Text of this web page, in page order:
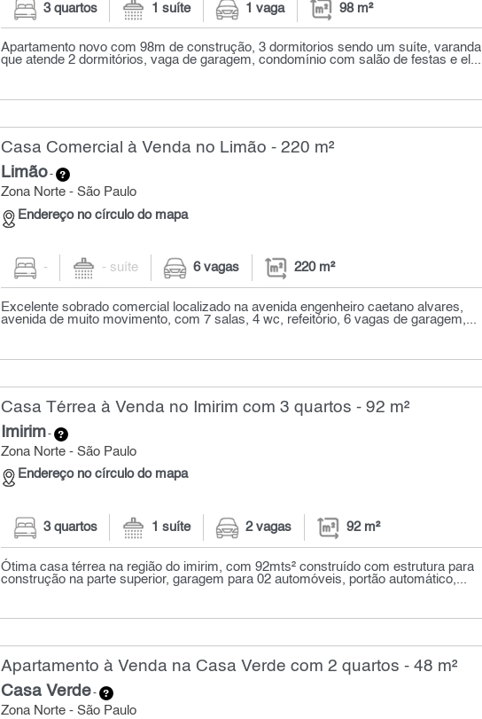
3 quartos 1 suíte 1 vaga 98 m²
Apartamento novo com 98m de construção, 3 dormitorios sendo um suíte, varanda
que atende 2 dormitórios, vaga de garagem, condomínio com salão de festas e el...
Casa Comercial à Venda no Limão - 220 m²
Limão-
Zona Norte - São Paulo
Endereço no círculo do mapa
- - suíte 6 vagas 220 m²
Excelente sobrado comercial localizado na avenida engenheiro caetano alvares,
avenida de muito movimento, com 7 salas, 4 wc, refeitório, 6 vagas de garagem,...
Casa Térrea à Venda no Imirim com 3 quartos - 92 m²
Imirim-
Zona Norte - São Paulo
Endereço no círculo do mapa
3 quartos 1 suíte 2 vagas 92 m²
Ótima casa térrea na região do imirim, com 92mts² construído com estrutura para
construção na parte superior, garagem para 02 automóveis, portão automático,...
Apartamento à Venda na Casa Verde com 2 quartos - 48 m²
Casa Verde-
Zona Norte - São Paulo